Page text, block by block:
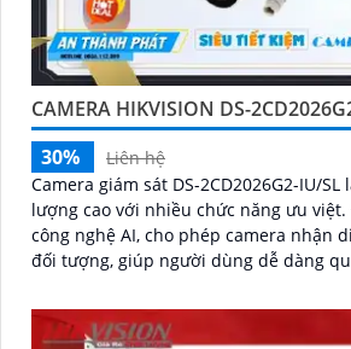
CAMERA HIKVISION DS-
30%
Liên hệ
Camera giám sát DS-2CD2026G2-IU/SL
lượng cao với nhiều chức năng ưu việt. Đáng chú ý là
công nghệ AI, cho phép camera nhận
đối tượng, giúp người dùng dễ dàng